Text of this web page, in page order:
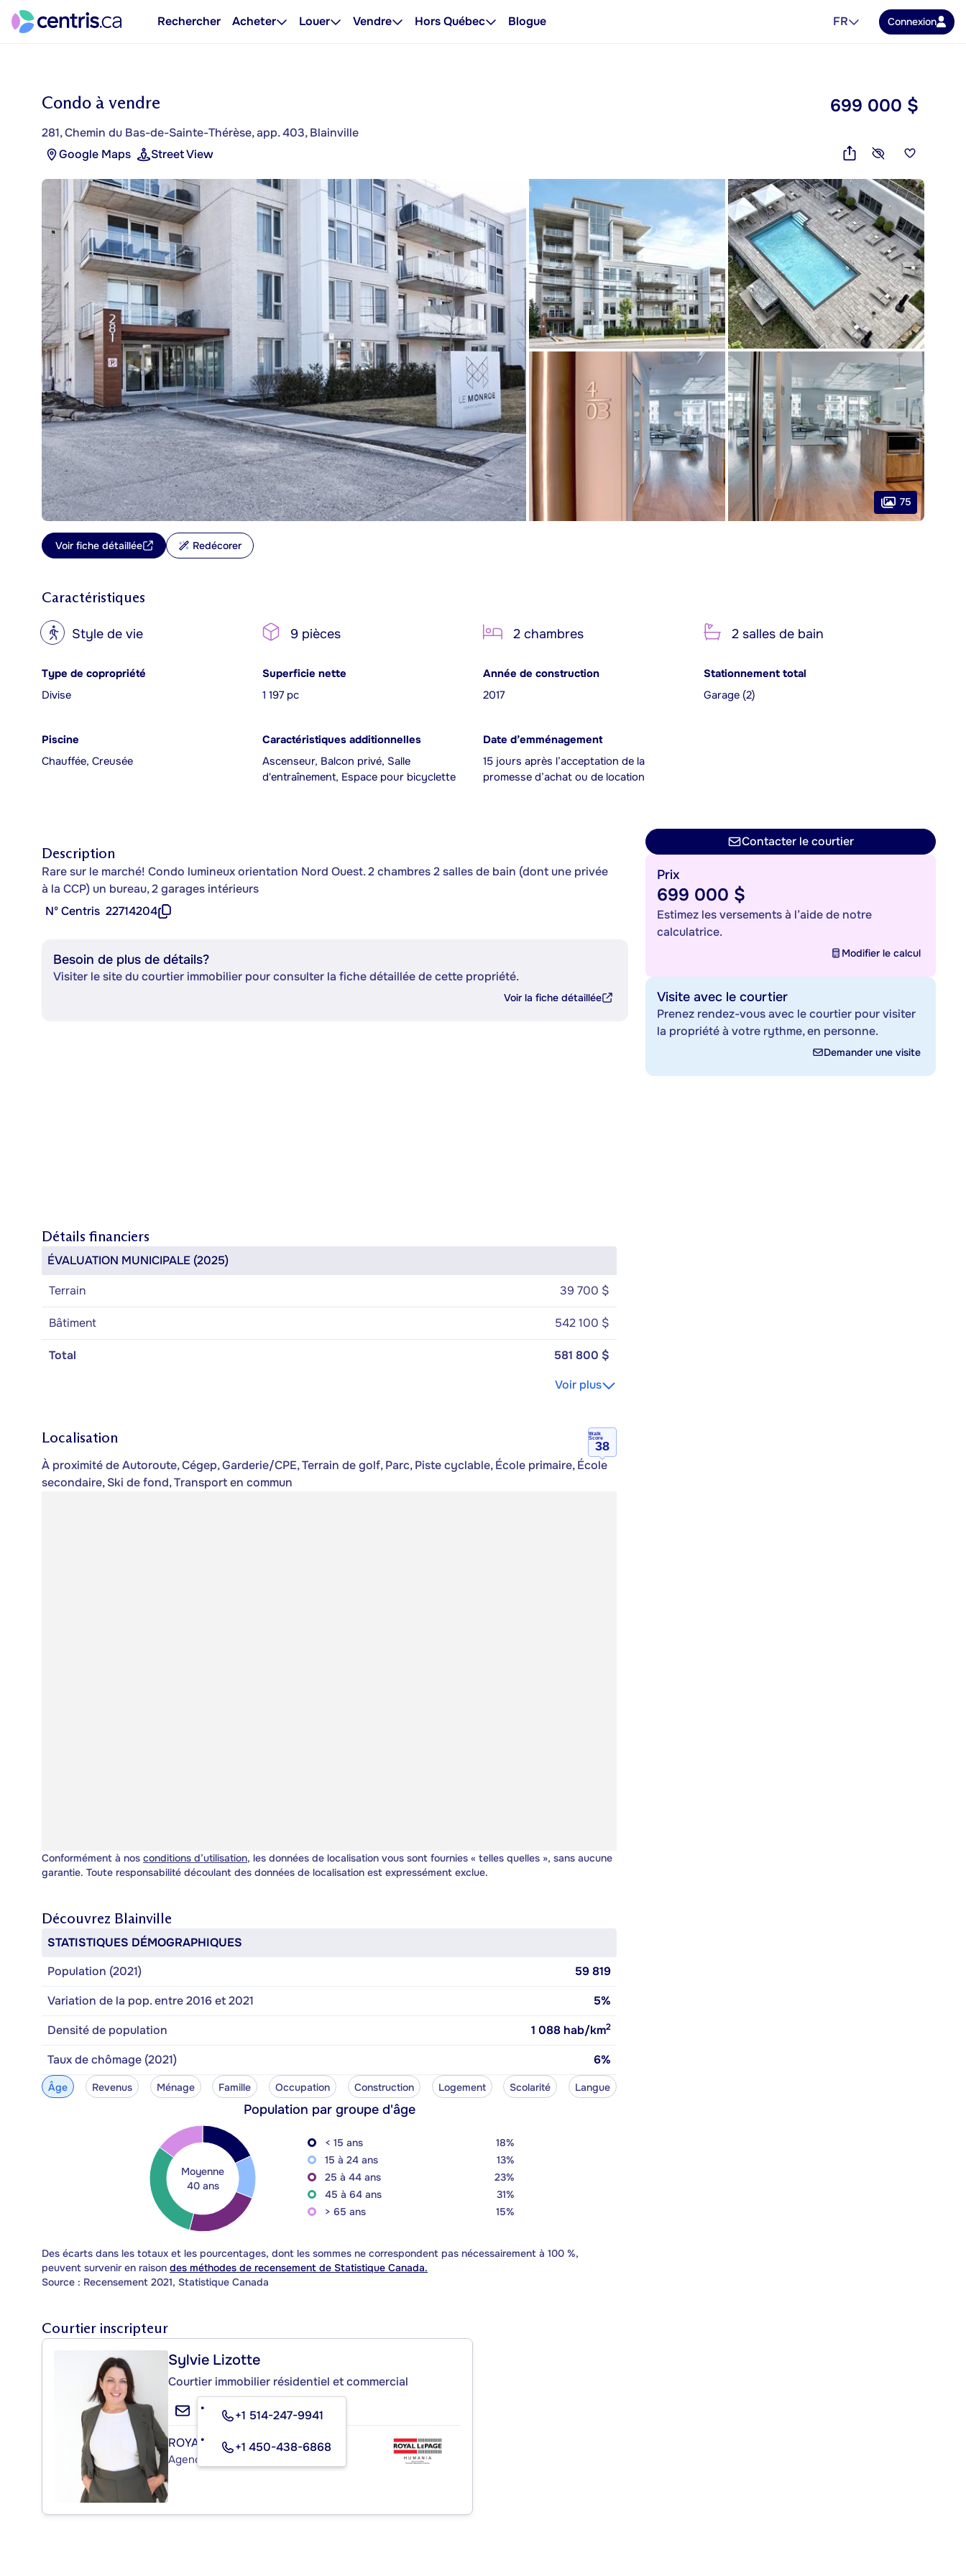
Rechercher Acheter Louer Vendre Hors Québec Blogue FR Connexion
Condo à vendre
281, Chemin du Bas-de-Sainte-Thérèse, app. 403, Blainville
Google Maps
Street View
699 000 $
75
Voir fiche détaillée Redécorer
Caractéristiques
? Style de vie 9 pièces 2 chambres 2 salles de bain
Type de copropriété
Divise
Superficie nette
1 197 pc
Année de construction
2017
Stationnement total
Garage (2)
Piscine
Chauffée, Creusée
Caractéristiques additionnelles
Ascenseur, Balcon privé, Salle
d'entraînement, Espace pour bicyclette
Date d’emménagement
15 jours après l’acceptation de la
promesse d’achat ou de location
Description
Rare sur le marché! Condo lumineux orientation Nord Ouest. 2 chambres 2 salles de bain (dont une privée
à la CCP) un bureau, 2 garages intérieurs
Nº Centris 22714204
Besoin de plus de détails?
Visiter le site du courtier immobilier pour consulter la fiche détaillée de cette propriété.
Voir la fiche détaillée
Détails financiers
ÉVALUATION MUNICIPALE (2025)
Terrain
39 700 $
Bâtiment 542 100 $
Total
581 800 $
Voir plus
Localisation
Walk
Score
38
À proximité de Autoroute, Cégep, Garderie/CPE, Terrain de golf, Parc, Piste cyclable, École primaire, École
secondaire, Ski de fond, Transport en commun
Conformément à nos conditions d’utilisation, les données de localisation vous sont fournies « telles quelles », sans aucune
garantie. Toute responsabilité découlant des données de localisation est expressément exclue.
Découvrez Blainville
STATISTIQUES DÉMOGRAPHIQUES
Population (2021)
59 819
Variation de la pop. entre 2016 et 2021
5%
Densité de population
1 088 hab/km2
Taux de chômage (2021) 6%
Âge Revenus Ménage Famille Occupation Construction Logement Scolarité Langue
Population par groupe d'âge
Moyenne
40 ans
< 15 ans
18%
15 à 24 ans
13%
25 à 44 ans
23%
45 à 64 ans
31%
> 65 ans
15%
Des écarts dans les totaux et les pourcentages, dont les sommes ne correspondent pas nécessairement à 100 %,
peuvent survenir en raison des méthodes de recensement de Statistique Canada.
Source : Recensement 2021, Statistique Canada
Courtier inscripteur
Sylvie Lizotte
Courtier immobilier résidentiel et commercial
+1 514-247-9941
+1 450-438-6868
ROYAL LEPAGE HUMANIA
Agence immobilière
Contacter le courtier
Prix
699 000 $
Estimez les versements à l’aide de notre
calculatrice.
Modifier le calcul
Visite avec le courtier
Prenez rendez-vous avec le courtier pour visiter
la propriété à votre rythme, en personne.
Demander une visite